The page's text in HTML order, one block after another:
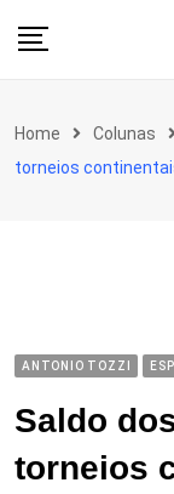
Home Colunas
torneios
ANTONIO TOZZI
Saldo
torneios